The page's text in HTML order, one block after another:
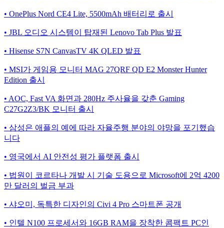
• OnePlus Nord CE4 Lite, 5500mAh 배터리로 출시
• JBL 오디오 시스템이 탑재된 Lenovo Tab Plus 발표
• Hisense S7N CanvasTV 4K QLED 발표
• MSI가 게임용 모니터 MAG 27QRF QD E2 Monster Hunter
Edition 출시
• AOC, Fast VA 화면과 280Hz 주사율을 갖춘 Gaming
C27G2Z3/BK 모니터 출시
• 삼성은 애플의 예에 따라 자율주행 분야의 야망을 포기했습
니다
• 영국에서 AI 안전성 평가 플랫폼 출시
• 법원이 코르타나 개발 시 기술 도용으로 Microsoft에 2억 4200
만 달러의 벌금 부과
• 샤오미, 독특한 디자인의 Civi 4 Pro 스마트폰 공개
• 인텔 N100 프로세서와 16GB RAM을 장착한 콤팩트 PC인